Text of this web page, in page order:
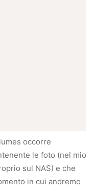
occorre
le foto (nel mio
sul NAS) e che
in cui andremo